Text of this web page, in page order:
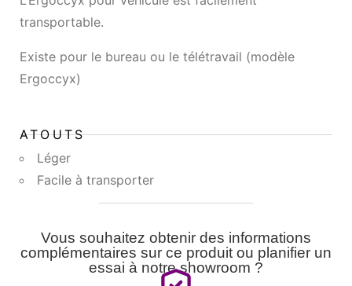
transportable.
Existe pour le bureau ou le télétravail (modèle
Ergoccyx)
ATOUTS
Léger
Facile à transporter
Vous souhaitez obtenir des informations
complémentaires sur ce produit ou planifier un
essai à notre showroom ?